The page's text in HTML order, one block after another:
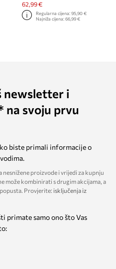
62,99 €
Regularna cijena: 95,90 €
Najniža cijena: 66,99 €
newsletter i
na svoju prvu
biste primali informacije o
proizvode i vrijedi za kupnju
može kombinirati s drugim akcijama, a
Provjerite: isključenja iz
primate samo ono što Vas